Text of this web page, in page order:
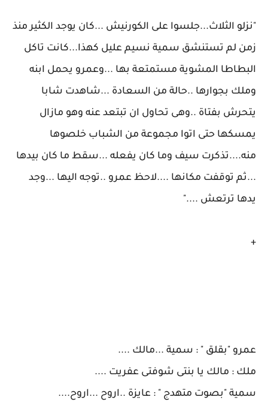
"نزلو الثلاث...جلسوا على الكورنيش ...كان يوجد الكثير منذ
زمن لم تستنشق سمية نسيم عليل كهذا...كانت تاكل
البطاطا المشوية مستمتعة بها ...وعمرو يحمل ابنه
وملك بجوارها ..حالة من السعادة ...شاهدت شابا
يتحرش بفتاة ..وهى تحاول ان تبتعد عنه وهو مازال
يمسكها حتى اتوا مجموعة من الشباب خلصوها
منه....تذكرت سيف وما كان يفعله ...سقط ما كان بيدها
...ثم توقفت مكانها ....لاحظ عمرو ..توجه اليها ...وجد
يدها ترتعش ...."
+
عمرو "بقلق " : سمية ...مالك ....
ملك : مالك يا بنتى شوفتى عفريت ....
سمية "بصوت متهدج " : عايزة ..اروح ...اروح....